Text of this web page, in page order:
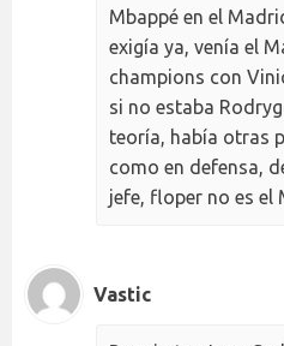
Mbappé en el
exigía ya, venía el
champions con
si no estaba
teoría, había otras
como en defensa,
jefe, floper no es el
Vastic